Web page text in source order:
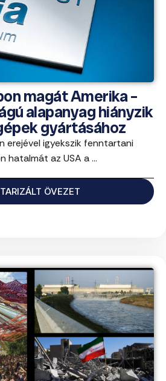
magát Amerika –
alapanyag hiányzik
gyártásához
erejével igyekszik fenntartani
hatalmát az USA a ...
ÖVEZET